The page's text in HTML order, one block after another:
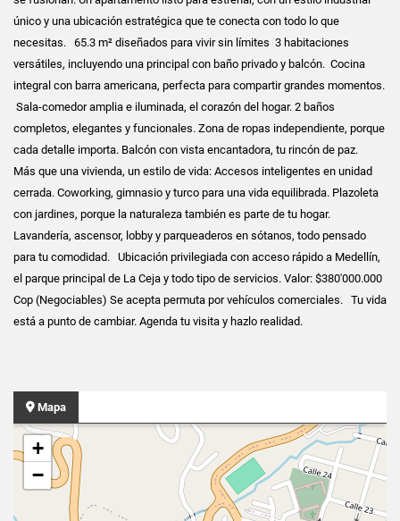
único y una ubicación estratégica que te conecta con todo lo que
necesitas. 65.3 m² diseñados para vivir sin límites ️ 3 habitaciones
versátiles, incluyendo una principal con baño privado y balcón. ️ Cocina
integral con barra americana, perfecta para compartir grandes momentos.
️ Sala-comedor amplia e iluminada, el corazón del hogar. 2 baños
completos, elegantes y funcionales. Zona de ropas independiente, porque
cada detalle importa. Balcón con vista encantadora, tu rincón de paz.
Más que una vivienda, un estilo de vida: Accesos inteligentes en unidad
cerrada. Coworking, gimnasio y turco para una vida equilibrada. Plazoleta
con jardines, porque la naturaleza también es parte de tu hogar.
Lavandería, ascensor, lobby y parqueaderos en sótanos, todo pensado
para tu comodidad. Ubicación privilegiada con acceso rápido a Medellín,
el parque principal de La Ceja y todo tipo de servicios. Valor: $380'000.000
Cop (Negociables) Se acepta permuta por vehículos comerciales. Tu vida
está a punto de cambiar. Agenda tu visita y hazlo realidad.
Mapa
+
−